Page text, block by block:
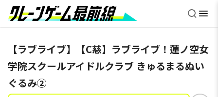
【ラブライブ】【C慈】ラブライブ！蓮ノ空女
学院スクールアイドルクラブ きゅるまるぬい
ぐるみ②